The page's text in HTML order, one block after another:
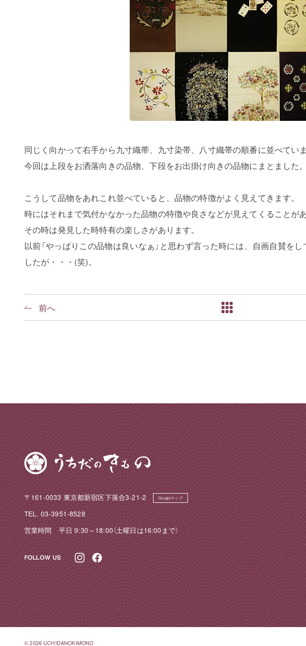
同じく向かって右手から九寸織帯、九寸染帯、八寸織帯の順番に並べていま
今回は上段をお洒落向きの品物、下段をお出掛け向きの品物にまとました。
こうして品物をあれこれ並べていると、品物の特徴がよく見えてきます。
時にはそれまで気付かなかった品物の特徴や良さなどが見えてくることがあ
その時は発見した時特有の楽しさがあります。
以前「やっぱりこの品物は良いなぁ」と思わず言った時には、自画自賛を
したが・・・(笑)。
前へ
〒161-0033 東京都新宿区下落合3-21-2 Googleマップ
TEL. 03-3951-8528
営業時間 平日 9:30～18:00（土曜日は16:00まで）
FOLLOW US
©2026 UCHIDANOKIMONO